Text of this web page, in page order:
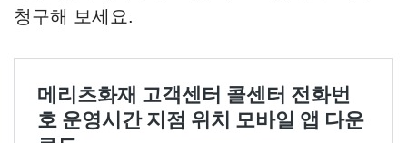
청구해 보세요.